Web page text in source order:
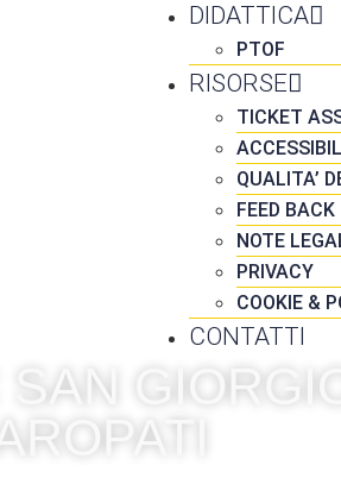
DIDATTICA
PTOF
RISORSE
TICKET
QUALITA’
FEED BACK
NOTE
PRIVACY
COOKIE &
CONTATTI
SAN